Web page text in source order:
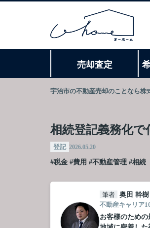
売却査定
宇治市の不動産売却のことなら株
相続登記義務化
登記 2026.05.20
#税金 #費用 #不動産管理 #相続
筆者 奥田 幹樹
不動産キャリア
お客様のための